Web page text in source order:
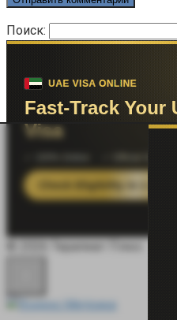
Поиск:
© 2026 Терапевт Плюс